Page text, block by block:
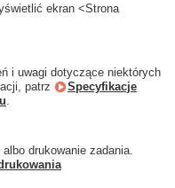
ekran <Strona
i uwagi dotyczące niektórych
patrz
Specyfikacje
drukowanie zadania.